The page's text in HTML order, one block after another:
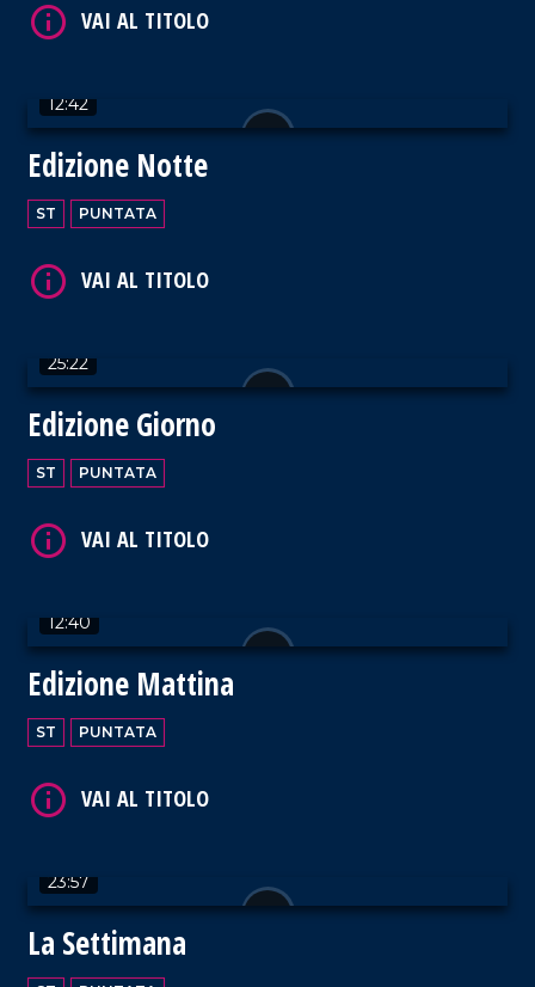
12:42
Edizione Notte
ST PUNTATA
25:22
Edizione Giorno
ST PUNTATA
12:40
Edizione Mattina
ST PUNTATA
23:57
La Settimana
VAI AL TITOLO
VAI AL TITOLO
VAI AL TITOLO
VAI AL TITOLO